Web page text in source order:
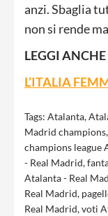
anzi. Sbaglia
non si rende
LEGGI ANCHE
L’ITALIA
Tags: Atalanta,
Madrid champions,
champions league
- Real Madrid,
Atalanta - Real
Real Madrid,
Real Madrid,voti